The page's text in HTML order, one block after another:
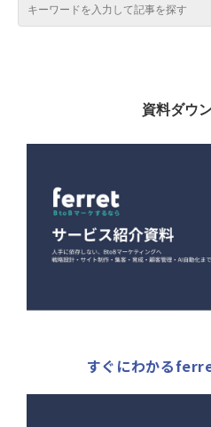
資料ダウ
すぐにわかる